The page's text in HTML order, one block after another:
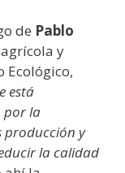
de Pablo
y
Ecológico,
está
por la
producción y
la calidad